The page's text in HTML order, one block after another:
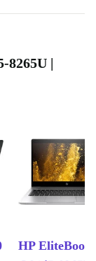
8265U |
HP EliteBook